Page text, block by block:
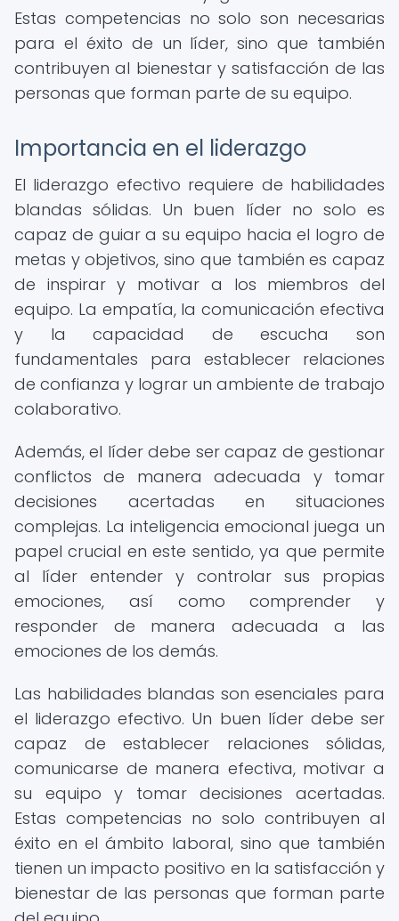
Estas competencias no solo son necesarias
para el éxito de un líder, sino que también
contribuyen al bienestar y satisfacción de las
personas que forman parte de su equipo.
Importancia en el liderazgo
El liderazgo efectivo requiere de habilidades
blandas sólidas. Un buen líder no solo es
capaz de guiar a su equipo hacia el logro de
metas y objetivos, sino que también es capaz
de inspirar y motivar a los miembros del
equipo. La empatía, la comunicación efectiva
y la capacidad de escucha son
fundamentales para establecer relaciones
de confianza y lograr un ambiente de trabajo
colaborativo.
Además, el líder debe ser capaz de gestionar
conflictos de manera adecuada y tomar
decisiones acertadas en situaciones
complejas. La inteligencia emocional juega un
papel crucial en este sentido, ya que permite
al líder entender y controlar sus propias
emociones, así como comprender y
responder de manera adecuada a las
emociones de los demás.
Las habilidades blandas son esenciales para
el liderazgo efectivo. Un buen líder debe ser
capaz de establecer relaciones sólidas,
comunicarse de manera efectiva, motivar a
su equipo y tomar decisiones acertadas.
Estas competencias no solo contribuyen al
éxito en el ámbito laboral, sino que también
tienen un impacto positivo en la satisfacción y
bienestar de las personas que forman parte